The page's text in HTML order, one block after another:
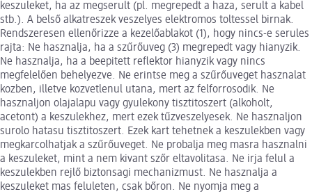
keszuleket, ha az megserult (pl. megrepedt a haza, serult a kabel
stb.). A belső alkatreszek veszelyes elektromos toltessel birnak.
Rendszeresen ellenőrizze a kezelőablakot (1), hogy nincs-e serules
rajta: Ne hasznalja, ha a szűrőuveg (3) megrepedt vagy hianyzik.
Ne hasznalja, ha a beepitett reflektor hianyzik vagy nincs
megfelelően behelyezve. Ne erintse meg a szűrőuveget hasznalat
kozben, illetve kozvetlenul utana, mert az felforrosodik. Ne
hasznaljon olajalapu vagy gyulekony tisztitoszert (alkoholt,
acetont) a keszulekhez, mert ezek tűzveszelyesek. Ne hasznaljon
surolo hatasu tisztitoszert. Ezek kart tehetnek a keszulekben vagy
megkarcolhatjak a szűrőuveget. Ne probalja meg masra hasznalni
a keszuleket, mint a nem kivant szőr eltavolitasa. Ne irja felul a
keszulekben rejlő biztonsagi mechanizmust. Ne hasznalja a
keszuleket mas feluleten, csak bőron. Ne nyomja meg a